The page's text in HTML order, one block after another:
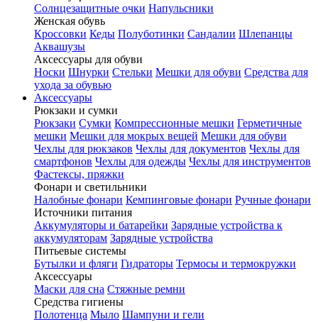
Солнцезащитные очки Напульсники
Женская обувь
Кроссовки Кеды Полуботинки Сандалии Шлепанцы
Аквашузы
Аксессуары для обуви
Носки Шнурки Стельки Мешки для обуви Средства для
ухода за обувью
Аксессуары
Рюкзаки и сумки
Рюкзаки Сумки Компрессионные мешки Герметичные
мешки Мешки для мокрых вещей Мешки для обуви
Чехлы для рюкзаков Чехлы для документов Чехлы для
смартфонов Чехлы для одежды Чехлы для инструментов
Фастексы, пряжки
Фонари и светильники
Налобные фонари Кемпинговые фонари Ручные фонари
Источники питания
Аккумуляторы и батарейки Зарядные устройства к
аккумуляторам Зарядные устройства
Питьевые системы
Бутылки и фляги Гидраторы Термосы и термокружки
Аксессуары
Маски для сна Стяжные ремни
Средства гигиены
Полотенца Мыло Шампуни и гели